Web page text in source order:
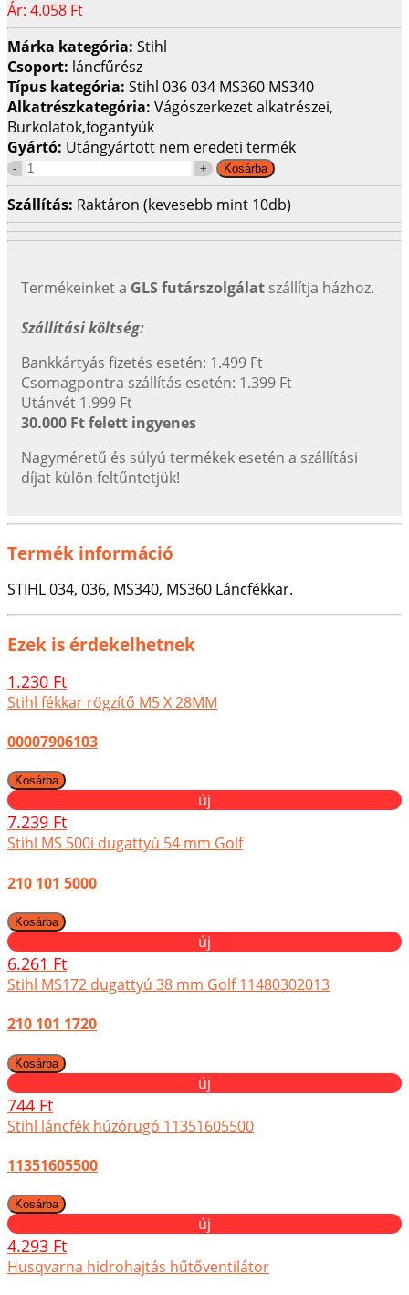
Ár: 4.058 Ft
Márka kategória: Stihl
Csoport: láncfűrész
Típus kategória: Stihl 036 034 MS360 MS340
Alkatrészkategória: Vágószerkezet alkatrészei,
Burkolatok,fogantyúk
Gyártó: Utángyártott nem eredeti termék
Szállítás: Raktáron (kevesebb mint 10db)
Termékeinket a GLS futárszolgálat szállítja házhoz.
Szállítási költség:
Bankkártyás fizetés esetén: 1.499 Ft
Csomagpontra szállítás esetén: 1.399 Ft
Utánvét 1.999 Ft
30.000 Ft felett ingyenes
Nagyméretű és súlyú termékek esetén a szállítási
díjat külön feltűntetjük!
Termék információ
STIHL 034, 036, MS340, MS360 Láncfékkar.
Ezek is érdekelhetnek
1.230 Ft
Stihl fékkar rögzítő M5 X 28MM
00007906103
új
7.239 Ft
Stihl MS 500i dugattyú 54 mm Golf
210 101 5000
új
6.261 Ft
Stihl MS172 dugattyú 38 mm Golf 11480302013
210 101 1720
új
744 Ft
Stihl láncfék húzórugó 11351605500
11351605500
új
4.293 Ft
Husqvarna hidrohajtás hűtőventilátor